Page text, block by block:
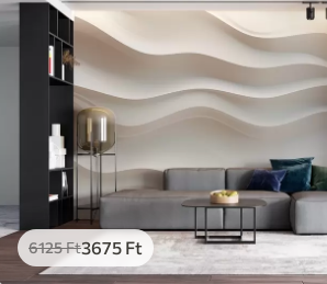
6125Ft3675 Ft